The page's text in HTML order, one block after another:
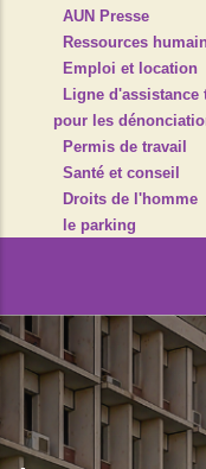
AUN Presse
Ressources
Emploi et location
Ligne d'assistance
pour les
Permis de travail
Santé et conseil
Droits de l'homme
le parking